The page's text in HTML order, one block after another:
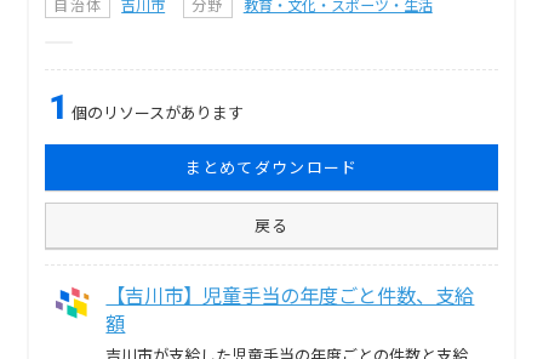
自治体 吉川市 分野 教育・文化・スポーツ・生活
1 個のリソースがあります
まとめてダウンロード
戻る
【吉川市】児童手当の年度ごと件数、支給
額